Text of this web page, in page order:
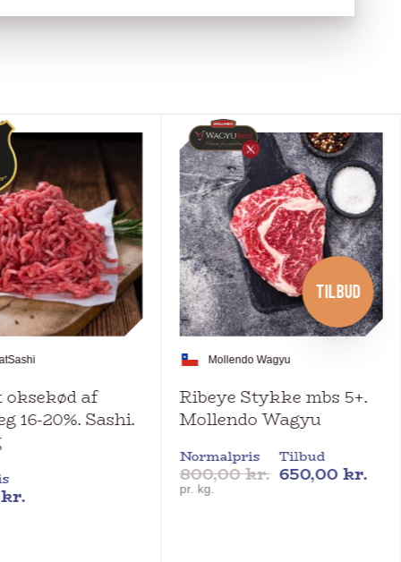
Sashi
af
16-20%. Sashi.
kr.
TILBUD
Mollendo Wagyu
Ribeye Stykke mbs 5+.
Mollendo Wagyu
Normalpris
800,00kr.
Tilbud
650,00kr.
pr. kg.